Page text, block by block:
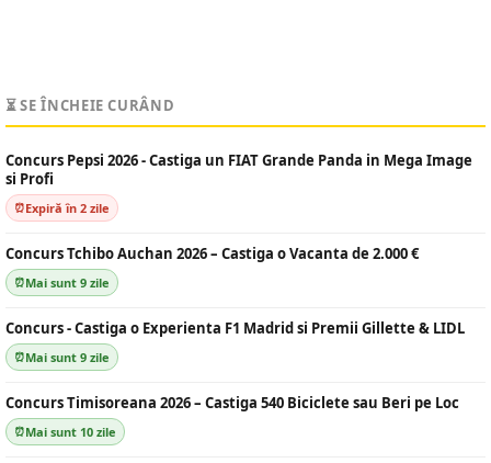
⏳ SE ÎNCHEIE CURÂND
Concurs Pepsi 2026 - Castiga un FIAT Grande Panda in Mega Image
si Profi
Expiră în 2 zile
Concurs Tchibo Auchan 2026 – Castiga o Vacanta de 2.000 €
Mai sunt 9 zile
Concurs - Castiga o Experienta F1 Madrid si Premii Gillette & LIDL
Mai sunt 9 zile
Concurs Timisoreana 2026 – Castiga 540 Biciclete sau Beri pe Loc
Mai sunt 10 zile